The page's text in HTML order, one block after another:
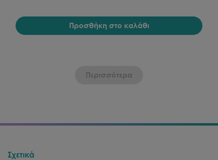
Προσθήκη στο καλάθι
Περισσότερα
Σχετικά